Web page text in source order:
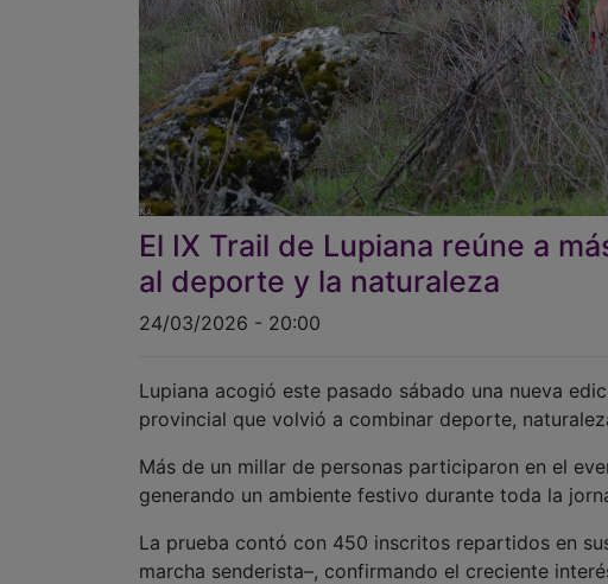
El IX Trail de Lupiana reúne a
al deporte y la naturaleza
24/03/2026 - 20:00
Lupiana acogió este pasado sábado una nueva
provincial que volvió a combinar deporte,
Más de un millar de personas participaron en el
generando un ambiente festivo durante toda la
La prueba contó con 450 inscritos repartidos en
marcha senderista–, confirmando el creciente